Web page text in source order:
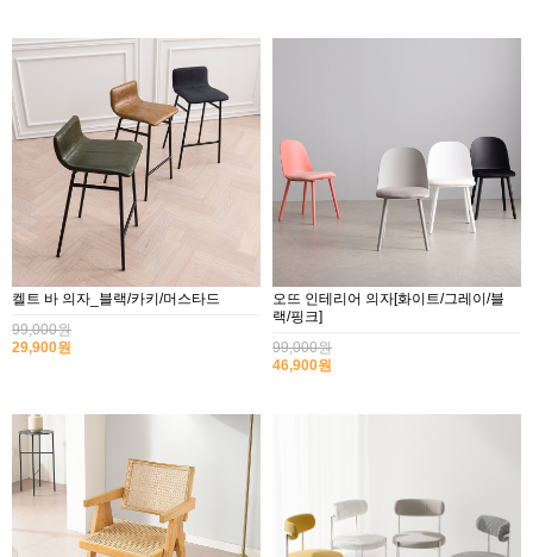
켈트 바 의자_블랙/카키/머스타드
99,000원
29,900원
오뜨 인테리어 의자[화이트/그레이/블
랙/핑크]
99,000원
46,900원